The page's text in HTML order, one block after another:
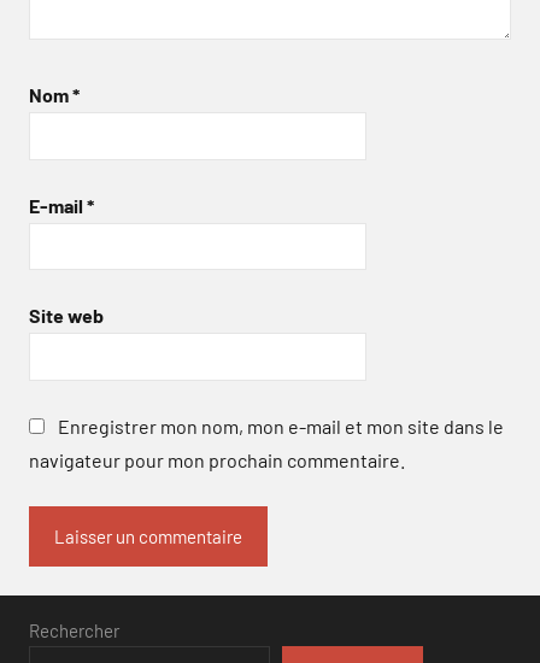
Nom*
E-mail *
Site web
Enregistrer mon nom, mon e-mail et mon site dans le
navigateur pour mon prochain commentaire.
Rechercher